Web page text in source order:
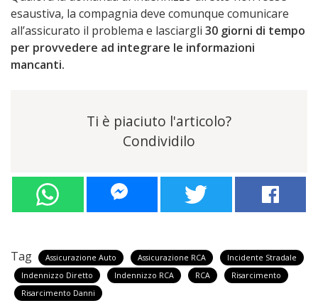
esaustiva, la compagnia deve comunque comunicare
all’assicurato il problema e lasciargli 30 giorni di tempo
per provvedere ad integrare le informazioni
mancanti.
Ti è piaciuto l'articolo?
Condividilo
Tag Assicurazione Auto Assicurazione RCA
Incidente Stradale
Indennizzo Diretto
Indennizzo RCA RCA
Risarcimento
Risarcimento Danni